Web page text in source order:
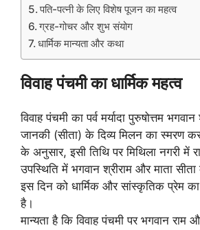
पति-पत्नी के लिए विशेष पूजन का महत्व
ग्रह-गोचर और शुभ संयोग
धार्मिक मान्यता और कथा
विवाह पंचमी का धार्मिक महत्व
विवाह पंचमी का पर्व मर्यादा पुरुषोत्तम
जानकी (सीता) के दिव्य मिलन का स्मरण
के अनुसार, इसी तिथि पर मिथिला नगरी में
उपस्थिति में भगवान श्रीराम और माता
इस दिन को धार्मिक और सांस्कृतिक प्रेम का
है।
मान्यता है कि विवाह पंचमी पर भगवान राम